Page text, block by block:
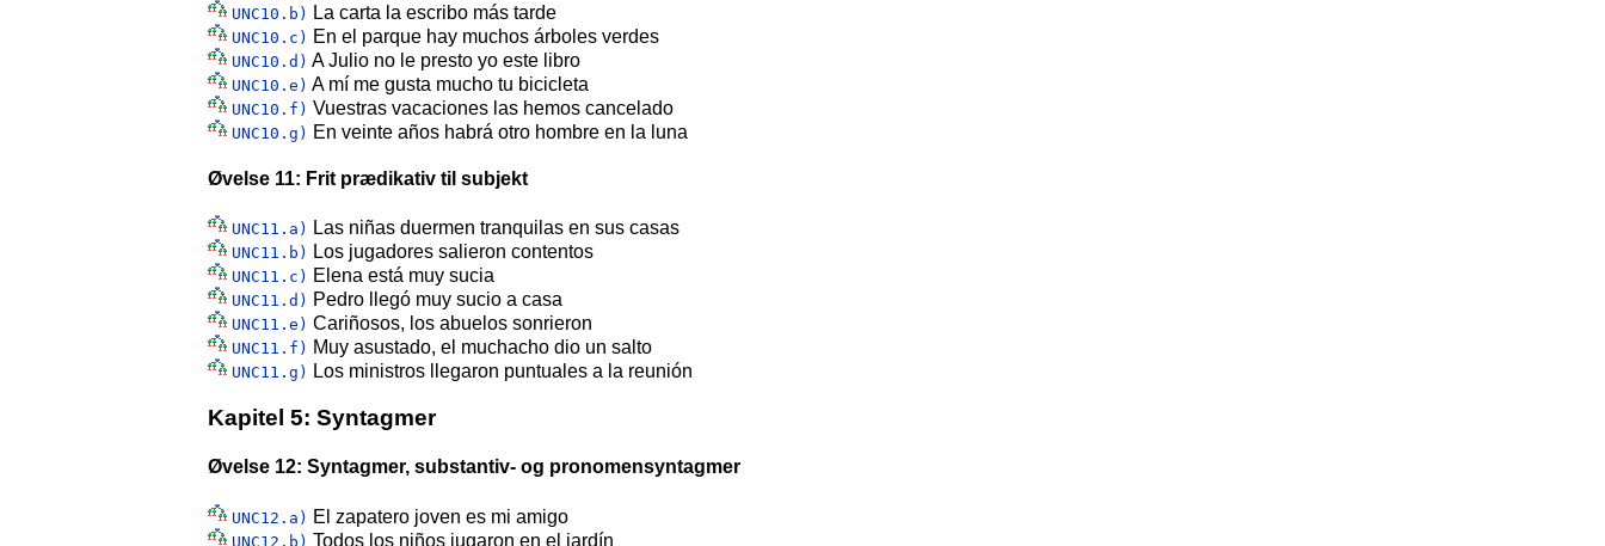
UNC10.b) La carta la escribo más tarde
UNC10.c) En el parque hay muchos árboles verdes
UNC10.d) A Julio no le presto yo este libro
UNC10.e) A mí me gusta mucho tu bicicleta
UNC10.f) Vuestras vacaciones las hemos cancelado
UNC10.g) En veinte años habrá otro hombre en la luna
Øvelse 11: Frit prædikativ til subjekt
UNC11.a) Las niñas duermen tranquilas en sus casas
UNC11.b) Los jugadores salieron contentos
UNC11.c) Elena está muy sucia
UNC11.d) Pedro llegó muy sucio a casa
UNC11.e) Cariñosos, los abuelos sonrieron
UNC11.f) Muy asustado, el muchacho dio un salto
UNC11.g) Los ministros llegaron puntuales a la reunión
Kapitel 5: Syntagmer
Øvelse 12: Syntagmer, substantiv- og pronomensyntagmer
UNC12.a) El zapatero joven es mi amigo
UNC12.b) Todos los niños jugaron en el jardín